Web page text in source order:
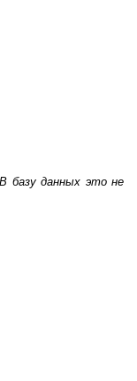
базу данных это не